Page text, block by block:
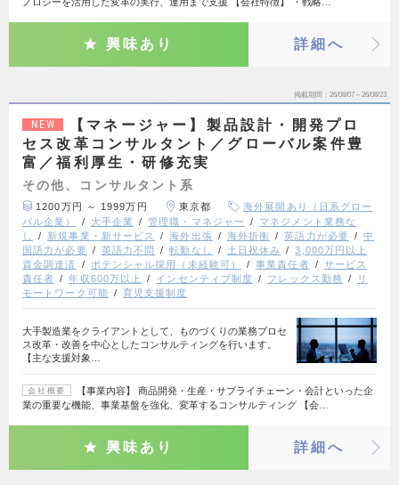
ノロジーを活用した変革の実行、運用まで支援 【会社特徴】 ・戦略…
興味あり 詳細へ
掲載期間 26/08/07～26/08/23
NEW
【マネージャー】製品設計・開発プロ
セス改革コンサルタント／グローバル案件豊
富／福利厚生・研修充実
その他、コンサルタント系
1200万円 ～ 1999万円 東京都
海外展開あり（日系グロー
バル企業）
大手企業 管理職・マネジャー
マネジメント業務な
し
新規事業・新サービス 海外出張 海外折衝 英語力が必要
中
国語力が必要
英語力不問 転勤なし 土日祝休み
3,000万円以上
資金調達済
ポテンシャル採用（未経験可） 事業責任者
サービス
責任者
年収600万以上 インセンティブ制度 フレックス勤務
リ
モートワーク可能
育児支援制度
大手製造業をクライアントとして、ものづくりの業務プロセ
ス改革・改善を中心としたコンサルティングを行います。
【主な支援対象…
会社概要
【事業内容】 商品開発・生産・サプライチェーン・会計といった企
業の重要な機能、事業基盤を強化、変革するコンサルティング 【会…
興味あり 詳細へ